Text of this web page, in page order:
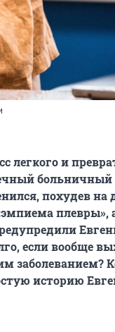
легкого и
больничный
похудев на
плевры»,
если вообще
заболеванием?
историю